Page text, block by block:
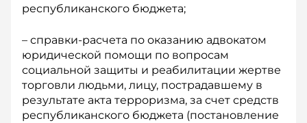
республиканского бюджета;
– справки-расчета по оказанию адвокатом
юридической помощи по вопросам
социальной защиты и реабилитации жертве
торговли людьми, лицу, пострадавшему в
результате акта терроризма, за счет средств
республиканского бюджета (постановление